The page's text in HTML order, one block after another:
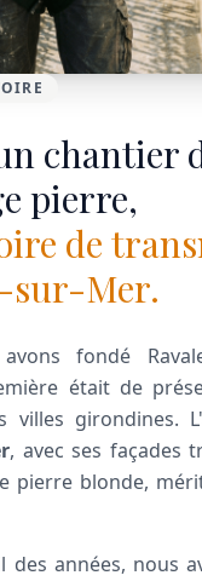
chantier
pierre,
de
sur-Mer.
fondé
était de
villes girondines.
, avec ses façades
pierre blonde,
des années, nous